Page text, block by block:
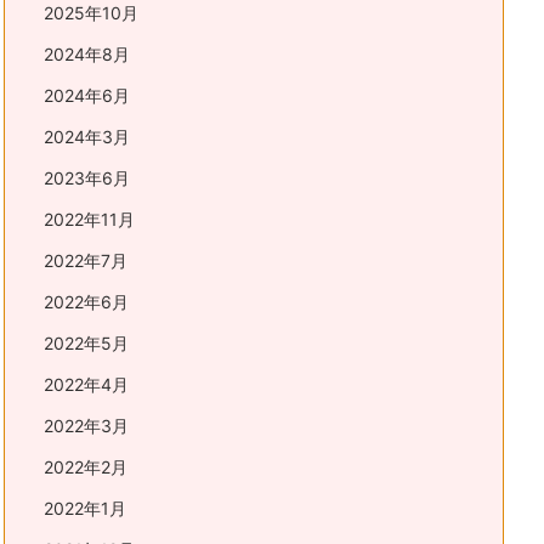
2025年10月
2024年8月
2024年6月
2024年3月
2023年6月
2022年11月
2022年7月
2022年6月
2022年5月
2022年4月
2022年3月
2022年2月
2022年1月